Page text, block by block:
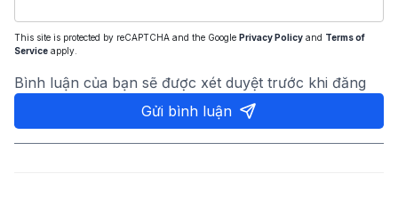
This site is protected by reCAPTCHA and the Google Privacy Policy and Terms of
Service apply.
Bình luận của bạn sẽ được xét duyệt trước khi đăng
Gửi bình luận